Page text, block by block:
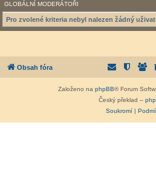
GLOBÁLNÍ MODERÁTOŘI
Pro zvolené kriteria nebyl nalezen žádný
Obsah fóra
Založeno na phpBB® Forum
Český překlad –
Soukromí|